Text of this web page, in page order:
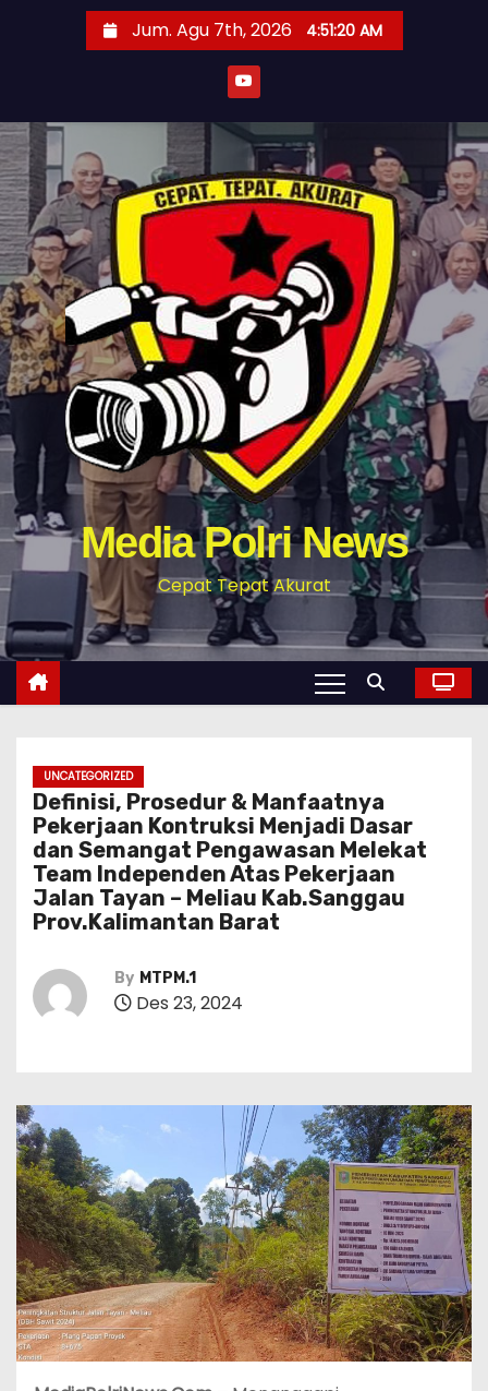
t
o
c
o
n
t
e
n
t
Jum. Agu 7th, 2026 4:51:21 AM
Media Polri News
Cepat Tepat Akurat
UNCATEGORIZED
Definisi, Prosedur & Manfaatnya
Pekerjaan Kontruksi Menjadi Dasar
dan Semangat Pengawasan Melekat
Team Independen Atas Pekerjaan
Jalan Tayan – Meliau Kab.Sanggau
Prov.Kalimantan Barat
By MTPM.1
Des 23, 2024